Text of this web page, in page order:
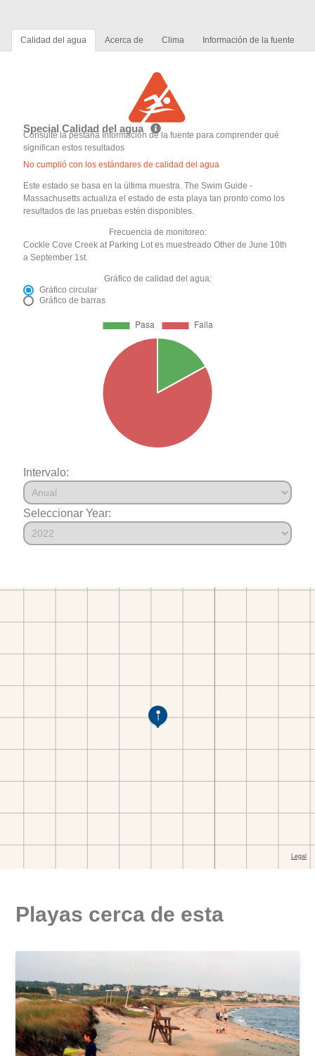
Calidad del agua Acerca de Clima Información de la fuente
Special Calidad del agua
Consulte la pestaña Información de la fuente para comprender qué
significan estos resultados
No cumplió con los estándares de calidad del agua
Este estado se basa en la última muestra. The Swim Guide -
Massachusetts actualiza el estado de esta playa tan pronto como los
resultados de las pruebas estén disponibles.
Frecuencia de monitoreo:
Cockle Cove Creek at Parking Lot es muestreado Other de June 10th
a September 1st.
Gráfico de calidad del agua:
Gráfico circular
Gráfico de barras
Intervalo:
Seleccionar Year:
Playas cerca de esta